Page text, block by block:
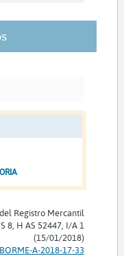
Registro Mercantil
8, H AS 52447, I/A 1
(15/01/2018)
BORME-A-2018-17-33